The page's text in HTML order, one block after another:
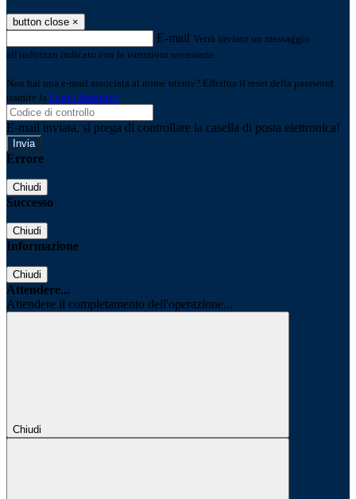
button close ×
E-mail Verrà inviato un messaggio
all'indirizzo indicato con le istruzioni necessarie.
Non hai una e-mail associata al nome utente? Effettua il reset della password
tramite la Login Spaggiari
E-mail inviata, si prega di controllare la casella di posta elettronica!
Errore
Chiudi
Successo
Chiudi
Informazione
Chiudi
Attendere...
Attendere il completamento dell'operazione...
Chiudi